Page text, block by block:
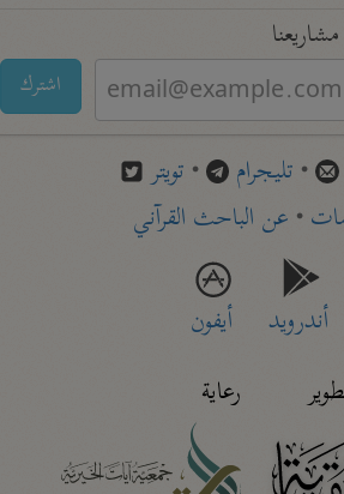
اشترك
• تليجرام • تويتر
• عن الباحث القرآني
أندرويد
أيفون
رعاية